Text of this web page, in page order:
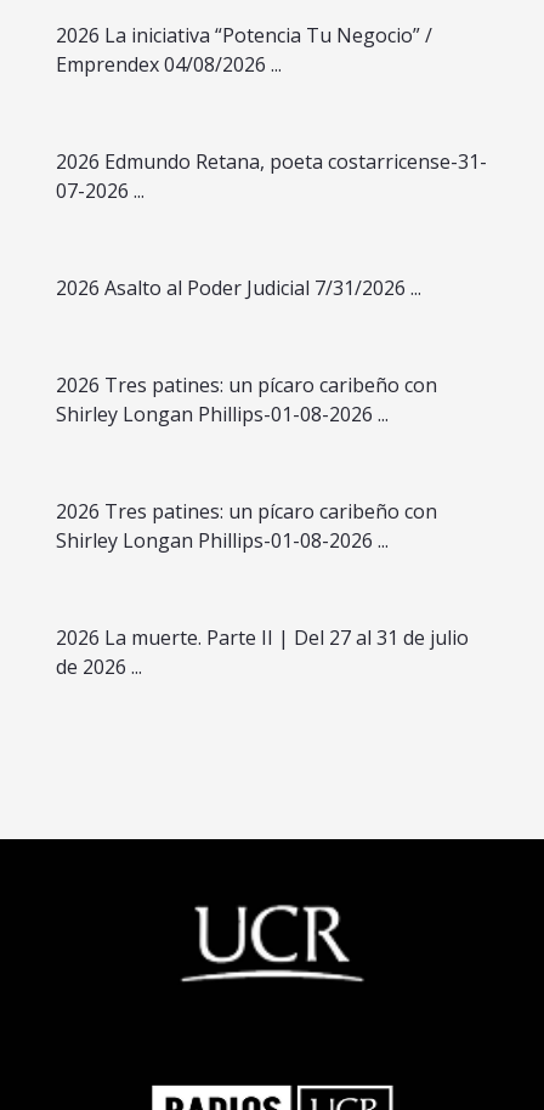
2026 La iniciativa “Potencia Tu Negocio” /
Emprendex 04/08/2026 ...
2026 Edmundo Retana, poeta costarricense-31-
07-2026 ...
2026 Asalto al Poder Judicial 7/31/2026 ...
2026 Tres patines: un pícaro caribeño con
Shirley Longan Phillips-01-08-2026 ...
2026 Tres patines: un pícaro caribeño con
Shirley Longan Phillips-01-08-2026 ...
2026 La muerte. Parte II | Del 27 al 31 de julio
de 2026 ...